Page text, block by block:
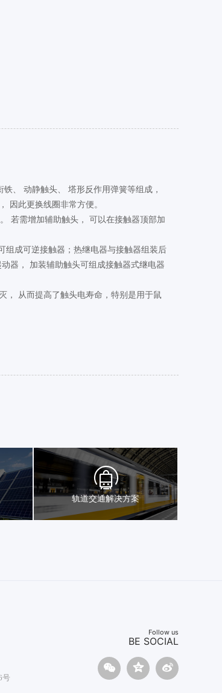
、 动静触头、 塔形反作用弹簧等组成，
因此更换线圈非常方便。
若需增加辅助触头， 可以在接触器顶部加
组成可逆接触器；热继电器与接触器组装后
器， 加装辅助触头可组成接触器式继电器
， 从而提高了触头电寿命，特别是用于鼠
轨道交通解决方案
号
Follow us
BE SOCIAL